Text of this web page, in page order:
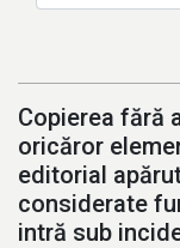
Copierea fără
oricăror
editorial
considerate
intră sub